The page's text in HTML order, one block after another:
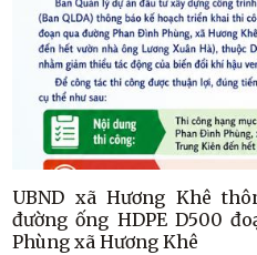
UBND xã Hương Khê
đường ống HDPE D500
Phùng xã Hương Khê